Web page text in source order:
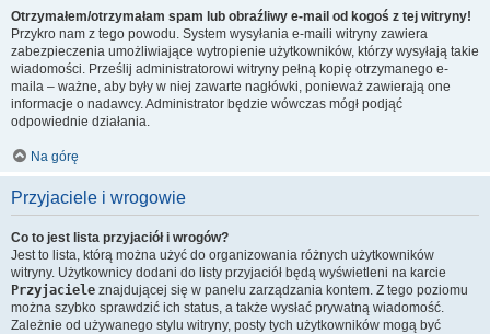
Otrzymałem/otrzymałam spam lub obraźliwy e-mail od kogoś z tej witryny!
Przykro nam z tego powodu. System wysyłania e-maili witryny zawiera
zabezpieczenia umożliwiające wytropienie użytkowników, którzy wysyłają takie
wiadomości. Prześlij administratorowi witryny pełną kopię otrzymanego e-
maila – ważne, aby były w niej zawarte nagłówki, ponieważ zawierają one
informacje o nadawcy. Administrator będzie wówczas mógł podjąć
odpowiednie działania.
Na górę
Przyjaciele i wrogowie
Co to jest lista przyjaciół i wrogów?
Jest to lista, którą można użyć do organizowania różnych użytkowników
witryny. Użytkownicy dodani do listy przyjaciół będą wyświetleni na karcie
Przyjaciele znajdującej się w panelu zarządzania kontem. Z tego poziomu
można szybko sprawdzić ich status, a także wysłać prywatną wiadomość.
Zależnie od używanego stylu witryny, posty tych użytkowników mogą być